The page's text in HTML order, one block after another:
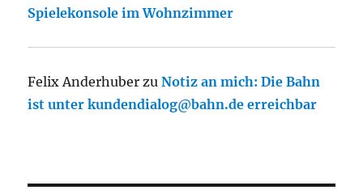
Spielekonsole im Wohnzimmer
Felix Anderhuber zuNotiz an mich: Die Bahn
ist unter kundendialog@bahn.de erreichbar